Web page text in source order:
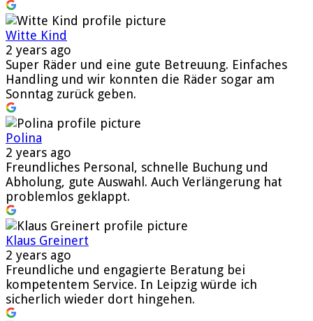
Witte Kind
2 years ago
Super Räder und eine gute Betreuung. Einfaches
Handling und wir konnten die Räder sogar am
Sonntag zurück geben.
Polina
2 years ago
Freundliches Personal, schnelle Buchung und
Abholung, gute Auswahl. Auch Verlängerung hat
problemlos geklappt.
Klaus Greinert
2 years ago
Freundliche und engagierte Beratung bei
kompetentem Service. In Leipzig würde ich
sicherlich wieder dort hingehen.